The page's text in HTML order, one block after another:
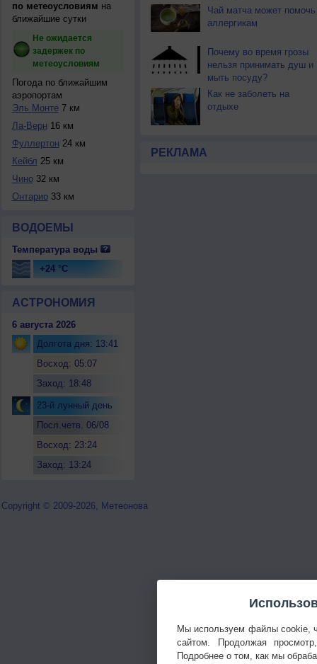
по метеоусловиям на
ближайшие сутки
Не ожидается
задержек по
метеоусловиям
Погода по ближайшим
аэропортам
Эль Монте7 км
Ла-Верн 16 км
Фуллертон 24 км
Кейбл 25 км
Чино32 км
Онтарио33 км
ВОДОЕМЫ
Температура воды
+24 °C
АСТРОНОМИЯ
6 августа 2026
Долгота дня: 13:41
Восход: 05:07
Заход: 18:48
23-й лунный день
Посл.четв. 06/08
Восход: 23:24
Заход: 13:24
Чай матча может помочь
аллергикам
Почему во время грозы
нельзя принимать душ и
мыть посуду?
Как не заболеть на
отдыхе
РЕКЛАМА
Copyright © 2009-2026, Метеонова
Мы используем файлы cookie,
сайтом. Продолжая
Подробнее о том, как мы